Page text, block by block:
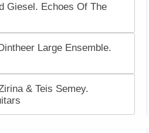
Giesel. Echoes Of The
Large Ensemble.
& Teis Semey.